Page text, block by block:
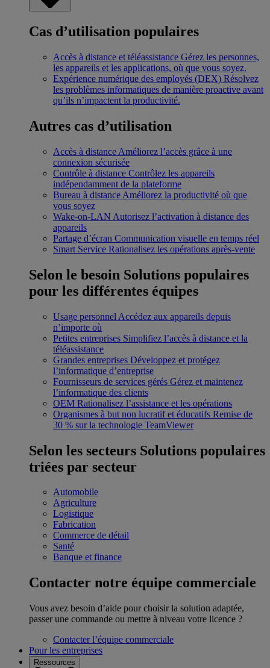
Cas d’utilisation populaires
Accès à distance et téléassistance Gérez les personnes,
les appareils et les applications, où que vous soyez.
Expérience numérique des employés (DEX) Résolvez
les problèmes informatiques de manière proactive avant
qu’ils n’impactent la productivité.
Autres cas d’utilisation
Accès à distance Améliorez l’accès grâce à une
connexion sécurisée
Contrôle à distance Contrôlez les appareils
indépendamment de la plateforme
Bureau à distance Améliorez la productivité où que
vous soyez
Wake-on-LAN Autorisez l’activation à distance des
appareils
Partage d’écran Communication visuelle en temps réel
Smart Service Rationalisez les opérations après-vente
Selon le besoin Solutions populaires
pour les différentes équipes
Usage personnel Accédez aux appareils depuis
n’importe où
Petites entreprises Simplifiez l’accès à distance et la
téléassistance
Grandes entreprises Développez et protégez
l’informatique d’entreprise
Fournisseurs de services gérés Gérez et maintenez
l’informatique des clients
OEM Rationalisez l’assistance et les opérations
Organismes à but non lucratif et éducatifs Remise de
30 % sur la technologie TeamViewer
Selon les secteurs Solutions populaires
triées par secteur
Automobile
Agriculture
Logistique
Fabrication
Commerce de détail
Santé
Banque et finance
Contacter notre équipe commerciale
Vous avez besoin d’aide pour choisir la solution adaptée,
passer une commande ou mettre à niveau votre licence ?
Contacter l’équipe commerciale
Pour les entreprises
Ressources